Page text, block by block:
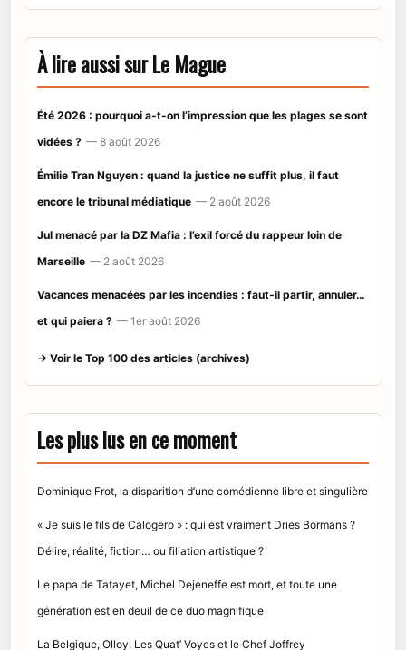
À lire aussi sur Le Mague
Été 2026 : pourquoi a-t-on l’impression que les plages se sont
vidées ? — 8 août 2026
Émilie Tran Nguyen : quand la justice ne suffit plus, il faut
encore le tribunal médiatique — 2 août 2026
Jul menacé par la DZ Mafia : l’exil forcé du rappeur loin de
Marseille — 2 août 2026
Vacances menacées par les incendies : faut-il partir, annuler…
et qui paiera ? — 1er août 2026
→ Voir le Top 100 des articles (archives)
Les plus lus en ce moment
Dominique Frot, la disparition d’une comédienne libre et singulière
« Je suis le fils de Calogero » : qui est vraiment Dries Bormans ?
Délire, réalité, fiction… ou filiation artistique ?
Le papa de Tatayet, Michel Dejeneffe est mort, et toute une
génération est en deuil de ce duo magnifique
La Belgique, Olloy, Les Quat’ Voyes et le Chef Joffrey